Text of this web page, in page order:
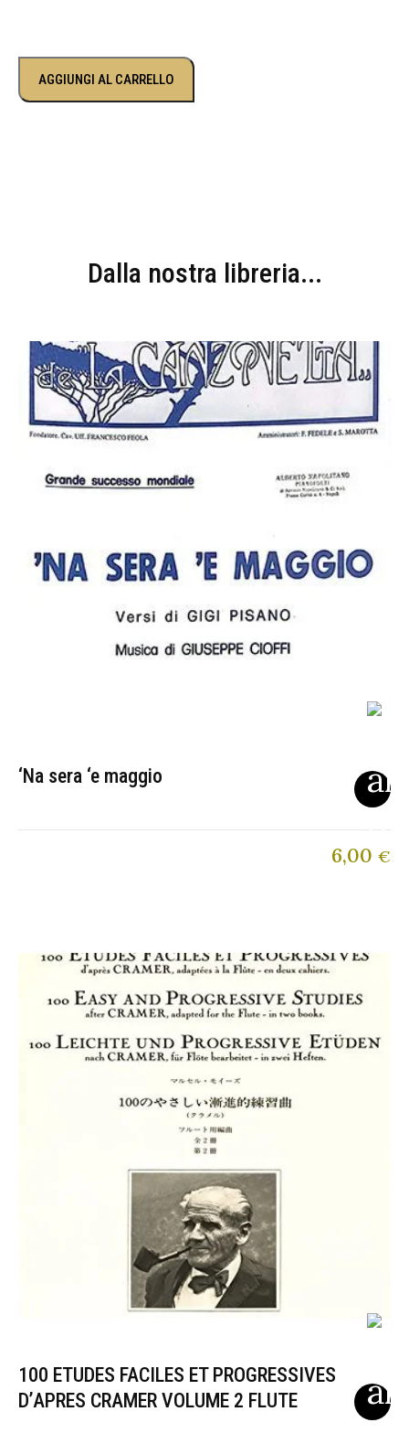
AGGIUNGI AL CARRELLO
Dalla nostra libreria...
‘Na sera ‘e maggio
6,00 €
100 ETUDES FACILES ET PROGRESSIVES
D’APRES CRAMER VOLUME 2 FLUTE